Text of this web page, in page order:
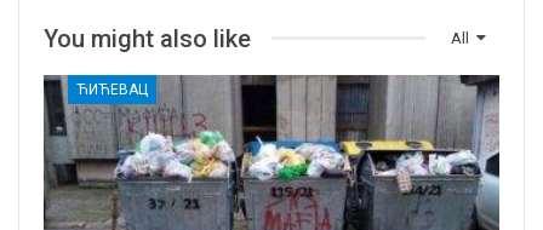
All
You might also like
ЋИЋЕВАЦ